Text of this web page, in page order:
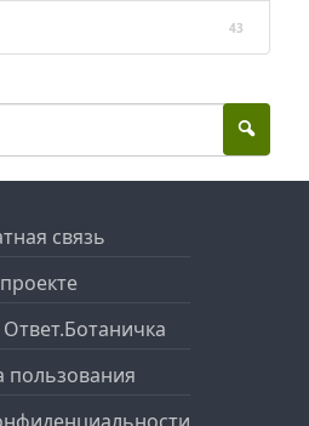
43
связь
пользования